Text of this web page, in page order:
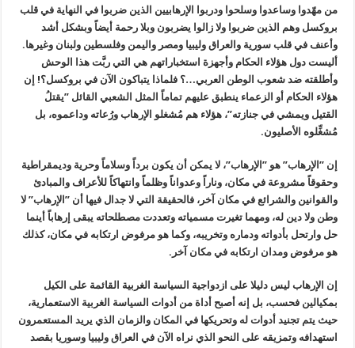
من مهّدوا وساعدوا وسلحوا ودربوا الإرهابيين الذين ضربوا في النهاية في قلب
بروكسل وهم الذين ضربوا ولا زالوا يضربون وبلا رحمة أيضاً وبشكل أشد
وأعنف في قلب سورية والعراق وليبيا ومصر واليمن وفلسطين ولبنان وغيرها.
أليست دول هؤلاء الحكام وأجهزة استخباراتهم هي التي ربَّت هذا الوحش
وأطلقته ضد شعوب الوطن العربي…؟ فلماذا يتباكون الآن في بروكسل؟! إن
هؤلاء الحكام أو الزعماء ينطبق عليهم تماماً المثل الشعبي القائل ”يقتلُ
القتيل ويمشي في جنازته”، هؤلاء هم مُشغلو الإرهاب ورُعاته وداعموه، بل
مُشغِّلوه الأصليون.
إن ”الإرهاب” هو ”الإرهاب”، لا يمكن أن يكون برداً وسلاماً وحرية وديمقراطية
وحقوقاً مشروعة في مكان، وناراً وعدواناً وظلماً وانتهاكاً للأعراف والمبادئ
والقوانين والشرائع في مكان آخر، فالحقيقة التي لا جدال فيها أن ”الإرهاب” لا
وطن ولا دين له، ومهما تغيرت مسمياته وتعددت مصطلحاته يبقى إرهاباً أينما
حل وارتحل بأدواته ودماره وتخريبه، وكما هو مرفوض ارتكابه في مكان، كذلك
هو مرفوض ومدان ارتكابه في مكان آخر.
إن الإرهاب ليس دليلا على ازدواجية السياسة الغربية القائمة على الكيل
بمكيالين فحسب، بل إنه أصبح أداة من أدوات السياسة الغربية الاستعمارية،
حيث يتم تجنيد أدوات له وتحريكها في المكان والزمان الذي يريد المستعمرون
استهدافه وتمزيقه على النحو الذي نراه الآن في العراق وليبيا وسوريا بقصد